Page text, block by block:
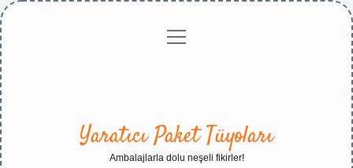
Gizlilikmenüyü
Yaratıcı Paket Tüyoları
Ambalajlarla dolu neşeli fikirler!